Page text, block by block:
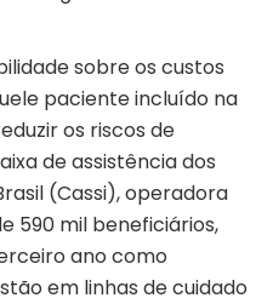
sobre os custos
paciente incluído na
os riscos de
de assistência dos
(Cassi), operadora
590 mil beneficiários,
ano como
em linhas de cuidado